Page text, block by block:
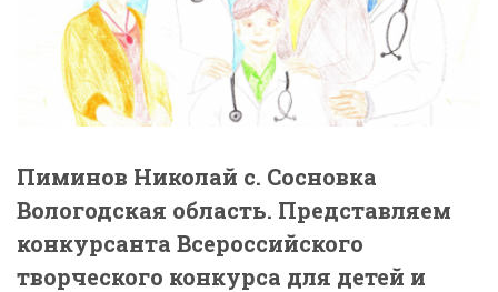
Пиминов Николай с. Сосновка
Вологодская область. Представляем
конкурсанта Всероссийского
творческого конкурса для детей и